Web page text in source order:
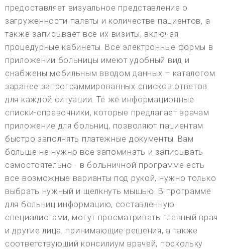
предоставляет визуальное представление о
загруженности палаты и количестве пациентов, а
также записывает все их визиты, включая
процедурные кабинеты. Все электронные формы в
приложении больницы имеют удобный вид и
снабжены мобильным вводом данных – каталогом
заранее запрограммированных списков ответов
для каждой ситуации. Те же информационные
списки-справочники, которые предлагает врачам
приложение для больниц, позволяют пациентам
быстро заполнять платежные документы. Вам
больше не нужно все запоминать и записывать
самостоятельно - в больничной программе есть
все возможные варианты под рукой, нужно только
выбрать нужный и щелкнуть мышью. В программе
для больниц информацию, составленную
специалистами, могут просматривать главный врач
и другие лица, принимающие решения, а также
соответствующий консилиум врачей, поскольку